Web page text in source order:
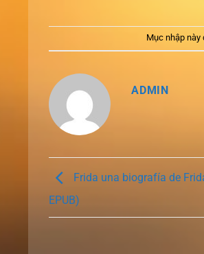
Mục nhập
ADMIN
Frida una biografía de
EPUB)